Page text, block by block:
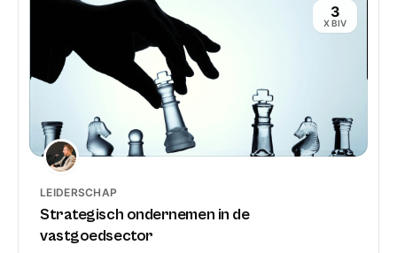
3
X BIV
LEIDERSCHAP
Strategisch ondernemen in de
vastgoedsector